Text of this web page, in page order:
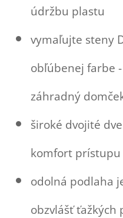
údržbu plastu
vymaľujte steny
obľúbenej farbe
záhradný
široké dvojité
komfort prístupu
odolná podlaha
obzvlášť ťažkých